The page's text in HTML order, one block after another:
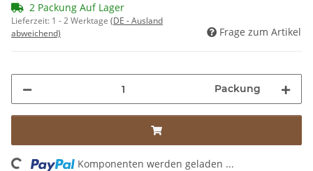
2 Packung Auf Lager
Lieferzeit: 1 - 2 Werktage (DE - Ausland
abweichend)
Frage zum Artikel
Packung
Komponenten werden geladen ...